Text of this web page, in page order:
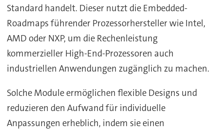
Standard handelt. Dieser nutzt die Embedded-
Roadmaps führender Prozessorhersteller wie Intel,
AMD oder NXP, um die Rechenleistung
kommerzieller High-End-Prozessoren auch
industriellen Anwendungen zugänglich zu machen.
Solche Module ermöglichen flexible Designs und
reduzieren den Aufwand für individuelle
Anpassungen erheblich, indem sie einen